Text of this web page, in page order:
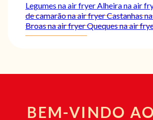
Legumes na air fryerAlheira na air
de camarão na air fryerCastanhas
Broas na air fryerQueques na air
BEM-VINDO AO